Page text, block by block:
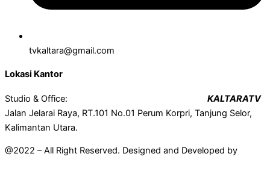
tvkaltara@gmail.com
Lokasi Kantor
Studio & Office: KALTARATV
Jalan Jelarai Raya, RT.101 No.01 Perum Korpri, Tanjung Selor,
Kalimantan Utara.
@2022 – All Right Reserved. Designed and Developed by